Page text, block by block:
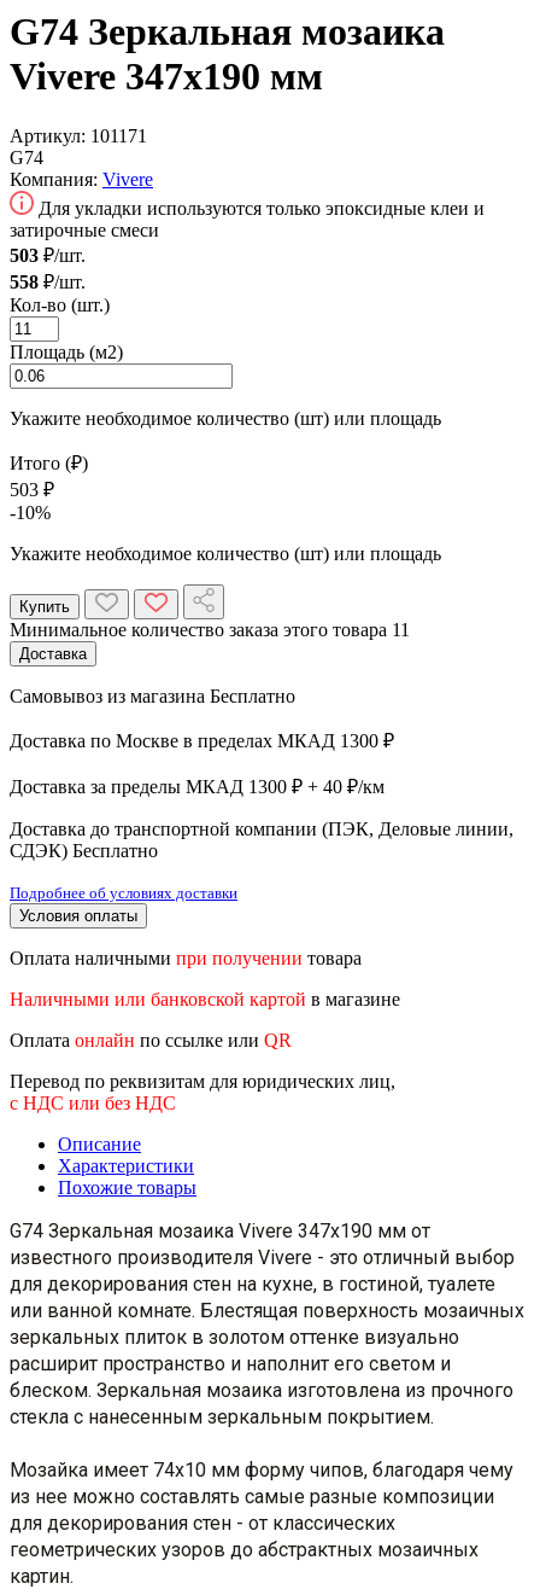
G74 Зеркальная мозаика
Vivere 347x190 мм
Артикул: 101171
G74
Компания: Vivere
Для укладки используются только эпоксидные клеи и
затирочные смеси
503 ₽/шт.
558 ₽/шт.
Кол-во (шт.)
Площадь (м2)
Укажите необходимое количество (шт) или площадь
Итого (₽)
503 ₽
-10%
Укажите необходимое количество (шт) или площадь
Купить
Минимальное количество заказа этого товара 11
Доставка
Самовывоз из магазина Бесплатно
Доставка по Москве в пределах МКАД 1300 ₽
Доставка за пределы МКАД 1300 ₽ + 40 ₽/км
Доставка до транспортной компании (ПЭК, Деловые линии,
СДЭК) Бесплатно
Подробнее об условиях доставки
Условия оплаты
Оплата наличными при получении товара
Наличными или банковской картой в магазине
Оплата онлайн по ссылке или QR
Перевод по реквизитам для юридических лиц,
с НДС или без НДС
Описание
Характеристики
Похожие товары
G74 Зеркальная мозаика Vivere 347x190 мм от
известного производителя Vivere - это отличный выбор
для декорирования стен на кухне, в гостиной, туалете
или ванной комнате. Блестящая поверхность мозаичных
зеркальных плиток в золотом оттенке визуально
расширит пространство и наполнит его светом и
блеском. Зеркальная мозаика изготовлена из прочного
стекла с нанесенным зеркальным покрытием.
Мозайка имеет 74x10 мм форму чипов, благодаря чему
из нее можно составлять самые разные композиции
для декорирования стен - от классических
геометрических узоров до абстрактных мозаичных
картин.